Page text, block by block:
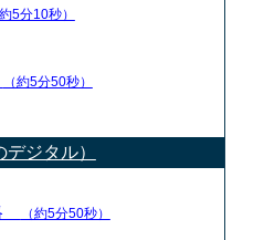
約5分10秒）
（約5分50秒）
ジタル）
（約5分50秒）